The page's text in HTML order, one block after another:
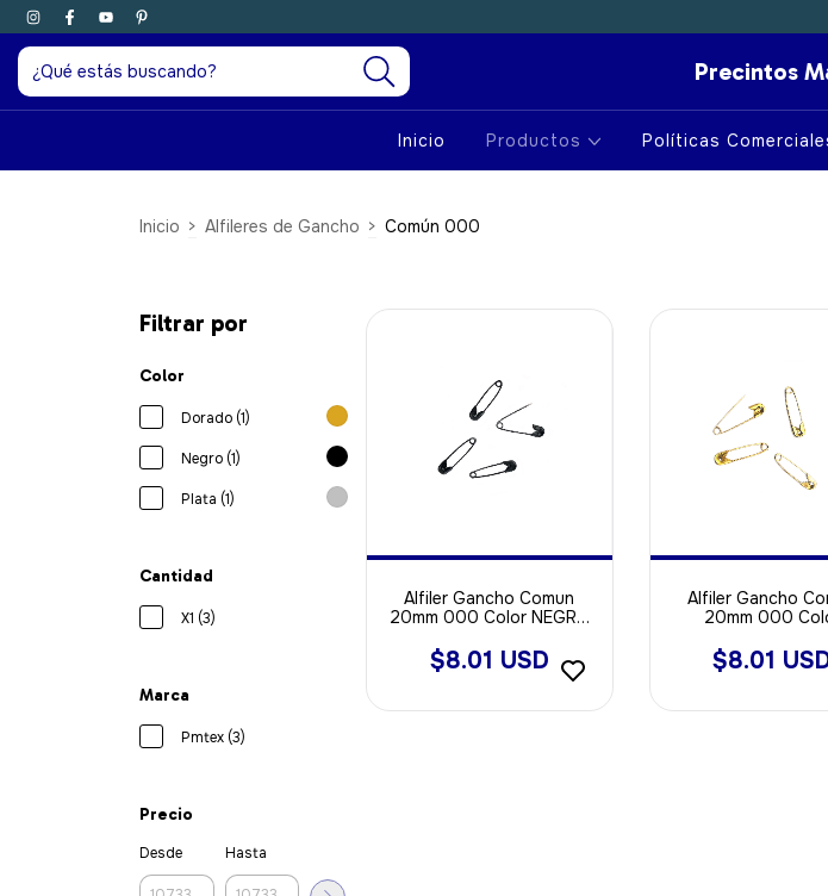
Precintos
Inicio Productos Políticas
Inicio > Alfileres de Gancho > Común 000
Filtrar por
Color
Dorado (1)
Negro (1)
Plata (1)
Cantidad
X1 (3)
Marca
Pmtex (3)
Precio
Desde Hasta
Alfiler Gancho Comun
20mm 000 Color NEGRO
$8.01 USD
Alfiler Gancho
20mm 000
$8.01